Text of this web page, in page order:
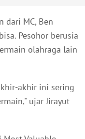
dari MC, Ben
Pesohor berusia
olahraga lain
akhir ini sering
ujar Jirayut